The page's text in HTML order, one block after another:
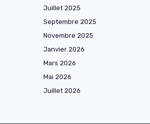
Juillet 2025
Septembre 2025
Novembre 2025
Janvier 2026
Mars 2026
Mai 2026
Juillet 2026